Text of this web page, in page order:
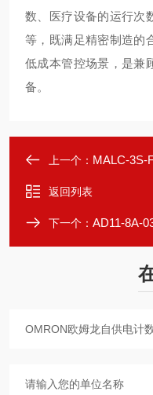
数、医疗设备的运行次
等，既满足精密制造的
低成本管控场景，是兼
备。
上一个： MALC-3S-FL SUS
返回列表
下一个： AD11-8A-